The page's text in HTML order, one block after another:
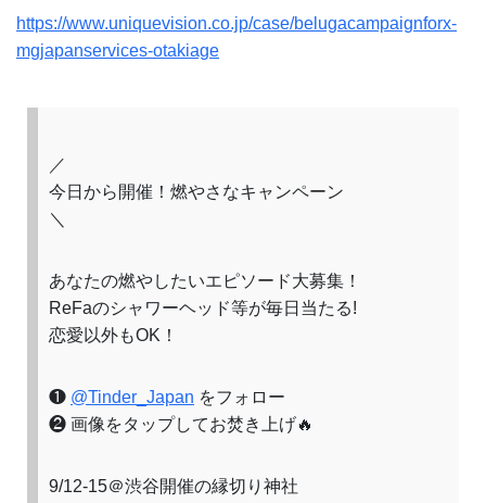
https://www.uniquevision.co.jp/case/belugacampaignforx-
mgjapanservices-otakiage
／
今日から開催！燃やさなキャンペーン
＼
あなたの燃やしたいエピソード大募集！
ReFaのシャワーヘッド等が毎日当たる!
恋愛以外もOK！
❶ @Tinder_Japan をフォロー
❷ 画像をタップしてお焚き上げ🔥
9/12-15＠渋谷開催の縁切り神社